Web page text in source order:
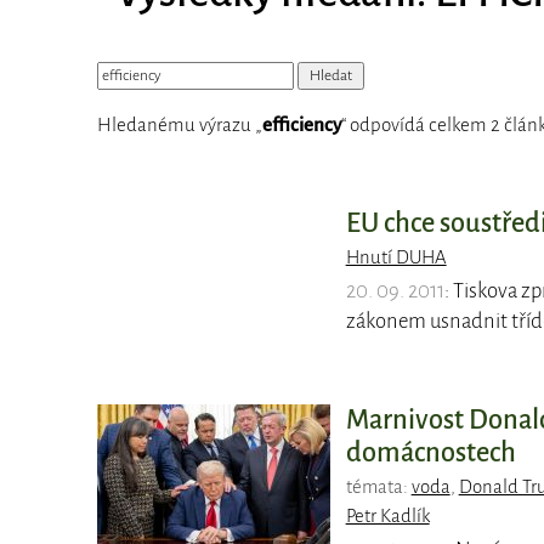
Hledanému výrazu „ efficiency“ odpovídá celkem 2
EU chce
Hnutí DUHA
20. 09. 2011: Tiskova
zákonem usnadnit
Marnivost
domácnostech
témata: voda
Donald
Petr Kadlík